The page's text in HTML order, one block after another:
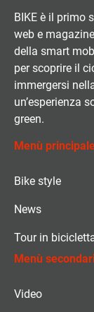
BIKE è il primo
web e
della smart
per scoprire il
immergersi
un’esperienza
green.
Menù
Bike style
News
Tour in
Menù
Video